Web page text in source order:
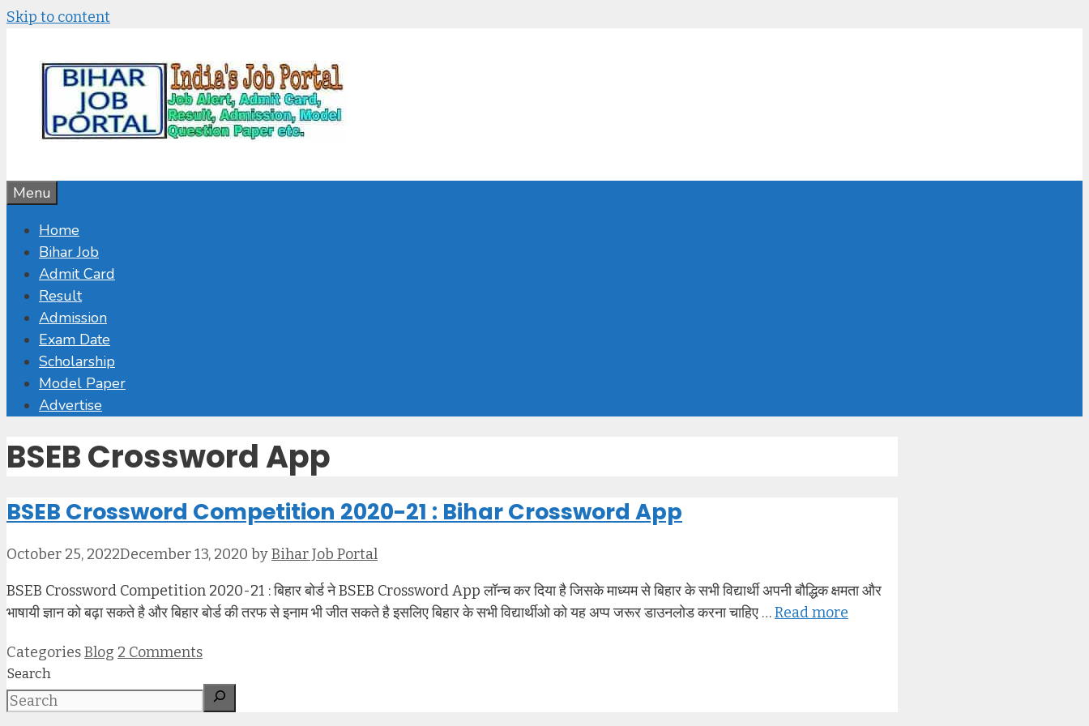
Skip to content
Menu
Home
Bihar Job
Admit Card
Result
Admission
Exam Date
Scholarship
Model Paper
Advertise
BSEB Crossword App
BSEB Crossword Competition 2020-21 : Bihar Crossword App
October 25, 2022December 13, 2020 byBihar Job Portal
BSEB Crossword Competition 2020-21 : बिहार बोर्ड ने BSEB Crossword App लॉन्च कर दिया है जिसके माध्यम से बिहार के सभी विद्यार्थी अपनी बौद्धिक क्षमता और
भाषायी ज्ञान को बढ़ा सकते है और बिहार बोर्ड की तरफ से इनाम भी जीत सकते है इसलिए बिहार के सभी विद्यार्थीओ को यह अप्प जरूर डाउनलोड करना चाहिए …Read more
CategoriesBlog 2 Comments
Search